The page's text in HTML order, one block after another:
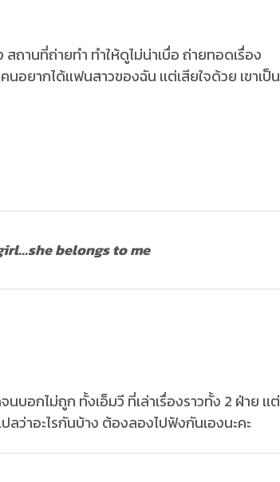
ถานที่ถ่ายทำ ทำให้ดูไม่น่าเบื่อ ถ่ายทอดเรื่อง
ยากได้เเฟนสาวของฉัน เเต่เสียใจด้วย เขาเป็น
belongs to me
อกไม่ถูก ทั้งเอ็มวี ที่เล่าเรื่องราวทั้ง 2 ฝ่าย เเต่
ลว่าอะไรกันบ้าง ต้องลองไปฟังกันเองนะคะ